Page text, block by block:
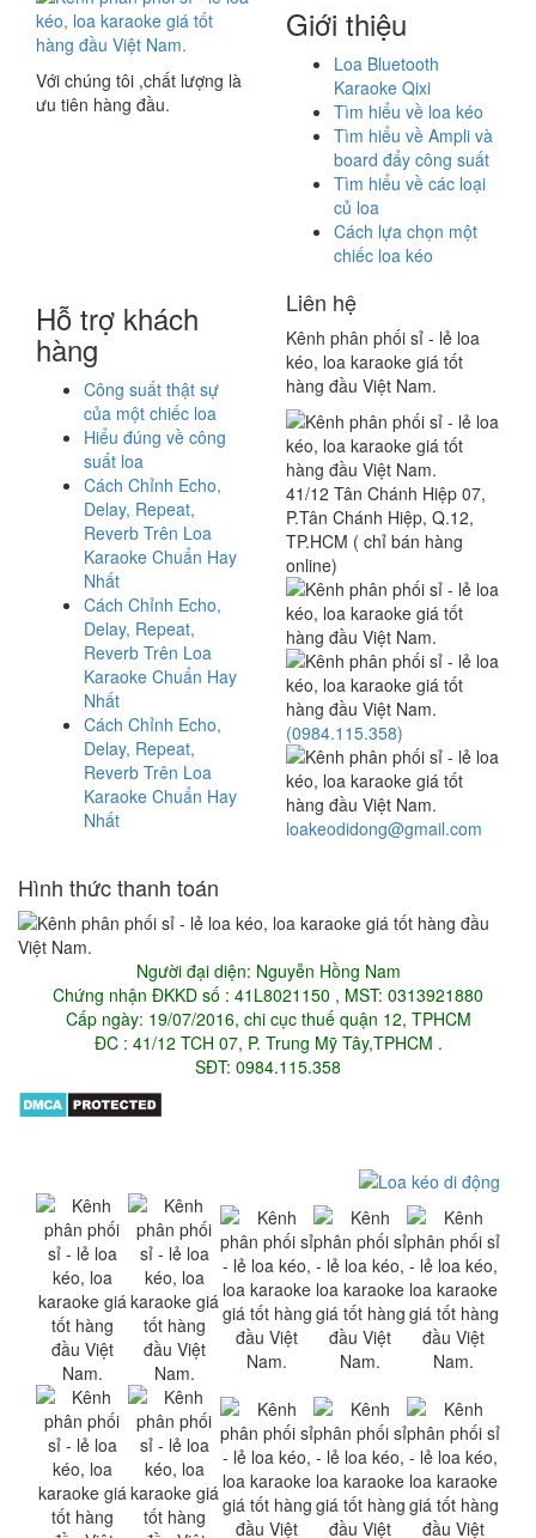
Với chúng tôi ,chất lượng là
ưu tiên hàng đầu.
Giới thiệu
Loa Bluetooth
Karaoke Qixi
Tìm hiểu về loa kéo
Tìm hiểu về Ampli và
board đẩy công suất
Tìm hiểu về các loại
củ loa
Cách lựa chọn một
chiếc loa kéo
Hỗ trợ khách
hàng
Công suất thật sự
của một chiếc loa
Hiểu đúng về công
suất loa
Cách Chỉnh Echo,
Delay, Repeat,
Reverb Trên Loa
Karaoke Chuẩn Hay
Nhất
Cách Chỉnh Echo,
Delay, Repeat,
Reverb Trên Loa
Karaoke Chuẩn Hay
Nhất
Cách Chỉnh Echo,
Delay, Repeat,
Reverb Trên Loa
Karaoke Chuẩn Hay
Nhất
Liên hệ
Kênh phân phối sỉ - lẻ loa
kéo, loa karaoke giá tốt
hàng đầu Việt Nam.
41/12 Tân Chánh Hiệp 07,
P.Tân Chánh Hiệp, Q.12,
TP.HCM ( chỉ bán hàng
online)
(0984.115.358)
loakeodidong@gmail.com
Hình thức thanh toán
Người đại diện: Nguyễn Hồng Nam
Chứng nhận ĐKKD số : 41L8021150 , MST: 0313921880
Cấp ngày: 19/07/2016, chi cục thuế quận 12, TPHCM
ĐC : 41/12 TCH 07, P. Trung Mỹ Tây,TPHCM .
SĐT: 0984.115.358